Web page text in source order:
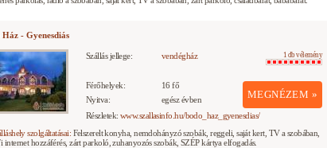
Ház - Gyenesdiás
Szállás jellege: vendégház 1 db vélemény
MEGNÉZEM »
Férőhelyek:
16 fő
Nyitva:
egész évben
Részletek: www.szallasinfo.hu/bodo_haz_gyenesdias/
szolgáltatásai: Felszerelt konyha, nemdohányzó szobák, reggeli, saját kert, TV a szobában,
internet hozzáférés, zárt parkoló, zuhanyozós szobák, SZÉP kártya elfogadás.